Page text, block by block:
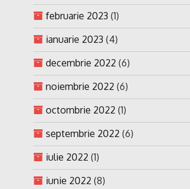
februarie 2023 (1)
ianuarie 2023 (4)
decembrie 2022 (6)
noiembrie 2022 (6)
octombrie 2022 (1)
septembrie 2022 (6)
iulie 2022 (1)
iunie 2022 (8)